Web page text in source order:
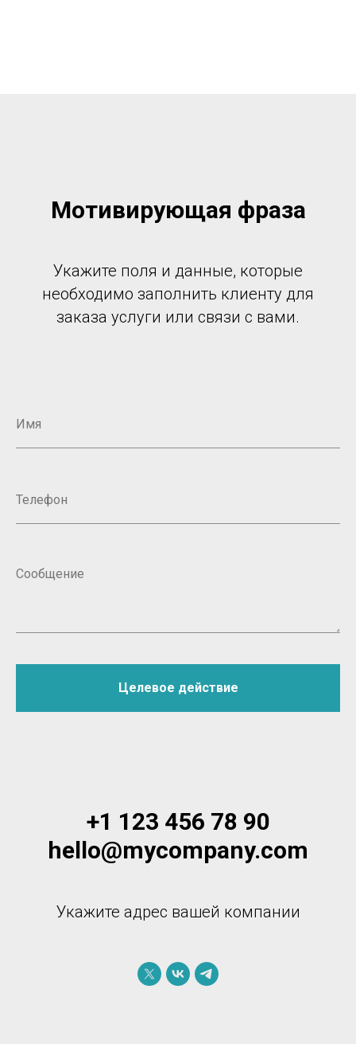
Мотивирующая фраза
Укажите поля и данные, которые
необходимо заполнить клиенту для
заказа услуги или связи с вами.
Целевое действие
+1 123 456 78 90
hello@mycompany.com
Укажите адрес вашей компании